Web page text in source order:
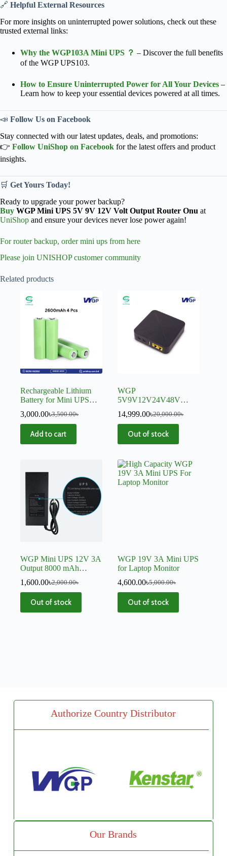
🔗 Helpful External Resources
For more insights on uninterrupted power solutions, check out these
trusted external links:
Why the WGP103A Mini UPS ？ – Discover the full benefits
of the WGP UPS103.
How to Ensure Uninterrupted Power for All Your Devices –
Learn how to keep your essential devices powered at all times.
📣 Follow Us on Facebook
Stay connected with our latest updates, deals, and promotions:
👉 Follow UniShop on Facebook for the latest offers and product
insights.
🛒 Get Yours Today!
Ready to upgrade your power backup?
Buy WGP Mini UPS 5V 9V 12V Volt Output Router Onu at
UniShop and ensure your devices never lose power again!
For router backup, order mini ups from here
Please join UNISHOP customer community
Related products
Rechargeable Lithium
Battery for Mini UPS
3,500.00৳
3,000.00৳
Add to cart
WGP
5V9V12V24V48V
20,000.00৳
14,999.00৳
Out of stock
WGP Mini UPS 12V 3A
Output 8000 mAh
Camera, Switch
2,000.00৳
1,600.00৳
Out of stock
WGP 19V 3A Mini UPS
for Laptop Monitor
5,000.00৳
4,600.00৳
Out of stock
Authorize Country Distributor
Our Brands